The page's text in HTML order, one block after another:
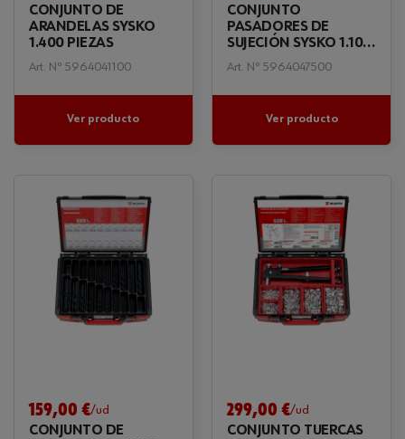
CONJUNTO DE
ARANDELAS SYSKO
1.400 PIEZAS
Art. Nº 5964041100
Ver producto
CONJUNTO
PASADORES DE
SUJECIÓN SYSKO 1.100
PIEZAS
Art. Nº 5964047500
Ver producto
159,00 €/ud
CONJUNTO DE
299,00 €/ud
CONJUNTO TUERCAS